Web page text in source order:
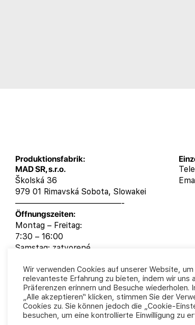
Produktionsfabrik:
MAD SR, s.r.o.
Školská 36
979 01 Rimavská Sobota, Slowakei
—————————————-
Öffnungszeiten:
Montag – Freitag:
7:30 – 16:00
Samstag: zatvorené
Wir verwenden Cookies auf unserer Website, um
relevanteste Erfahrung zu bieten, indem wir uns
Präferenzen erinnern und Besuche wiederholen.
„Alle akzeptieren“ klicken, stimmen Sie der
Cookies zu. Sie können jedoch die „Cookie-
besuchen, um eine kontrollierte Einwilligung zu